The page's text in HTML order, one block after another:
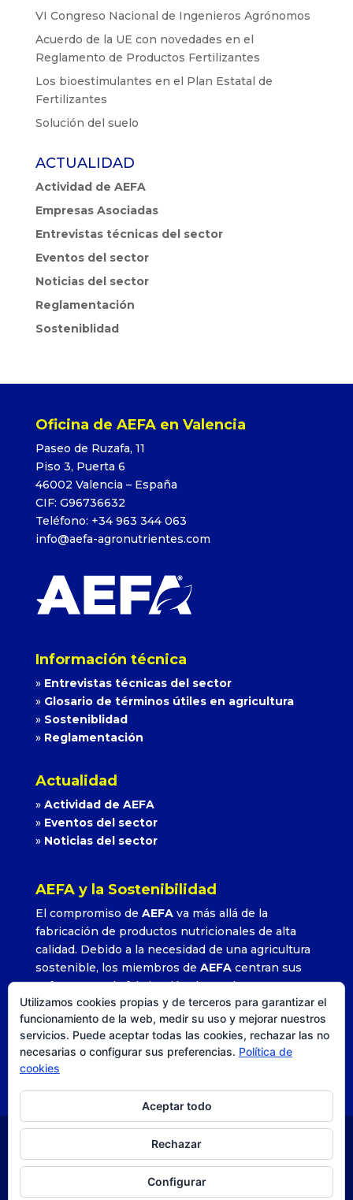
VI Congreso Nacional de Ingenieros Agrónomos
Acuerdo de la UE con novedades en el
Reglamento de Productos Fertilizantes
Los bioestimulantes en el Plan Estatal de
Fertilizantes
Solución del suelo
ACTUALIDAD
Actividad de AEFA
Empresas Asociadas
Entrevistas técnicas del sector
Eventos del sector
Noticias del sector
Reglamentación
Sosteniblidad
Oficina de AEFA en Valencia
Paseo de Ruzafa, 11
Piso 3, Puerta 6
46002 Valencia – España
CIF: G96736632
Teléfono: +34 963 344 063
info@aefa-agronutrientes.com
Información técnica
» Entrevistas técnicas del sector
» Glosario de términos útiles en agricultura
» Sosteniblidad
» Reglamentación
Actualidad
» Actividad de AEFA
» Eventos del sector
» Noticias del sector
AEFA y la Sostenibilidad
El compromiso de AEFAva más allá de la
fabricación de productos nutricionales de alta
calidad. Debido a la necesidad de una agricultura
sostenible, los miembros de AEFAcentran sus
esfuerzos en la fabricación de productos que
permitan alcanzar altos rendimientos con la
utilización adecuada y precisa de sus formulados.
»Leer más
© AEFA| Agencia DISEO |Posicionamiento SEO|
Estrategia, comunicación y diseño. |
de privacidad|Política de cookies
Utilizamos cookies propias y de terceros para garantizar el
funcionamiento de la web, medir su uso y mejorar nuestros
servicios. Puede aceptar todas las cookies, rechazar las no
necesarias o configurar sus preferencias. Política de
cookies
Aceptar todo
Rechazar
Configurar